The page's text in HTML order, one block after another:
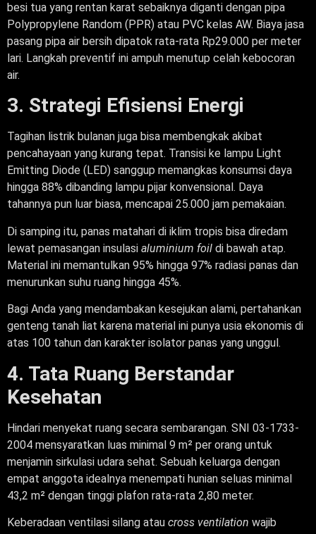
besi tua yang rentan karat sebaiknya diganti dengan pipa
Polypropylene Random (PPR) atau PVC kelas AW. Biaya jasa
pasang pipa air bersih dipatok rata-rata Rp29.000 per meter
lari. Langkah preventif ini ampuh menutup celah kebocoran
air.
3. Strategi Efisiensi Energi
Tagihan listrik bulanan juga bisa membengkak akibat
pencahayaan yang kurang tepat. Transisi ke lampu Light
Emitting Diode (LED) sanggup memangkas konsumsi daya
hingga 88% dibanding lampu pijar konvensional. Daya
tahannya pun luar biasa, mencapai 25.000 jam pemakaian.
Di samping itu, panas matahari di iklim tropis bisa diredam
lewat pemasangan insulasi aluminium foil di bawah atap.
Material ini memantulkan 95% hingga 97% radiasi panas dan
menurunkan suhu ruang hingga 45%.
Bagi Anda yang mendambakan kesejukan alami, pertahankan
genteng tanah liat karena material ini punya usia ekonomis di
atas 100 tahun dan karakter isolator panas yang unggul.
4. Tata Ruang Berstandar
Kesehatan
Hindari menyekat ruang secara sembarangan. SNI 03-1733-
2004 mensyaratkan luas minimal 9 m² per orang untuk
menjamin sirkulasi udara sehat. Sebuah keluarga dengan
empat anggota idealnya menempati hunian seluas minimal
43,2 m² dengan tinggi plafon rata-rata 2,80 meter.
Keberadaan ventilasi silang atau cross ventilation wajib